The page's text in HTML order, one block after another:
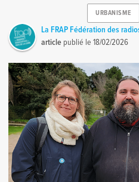
URBANISME
La FRAP Fédération des
article publié le18/02/2026